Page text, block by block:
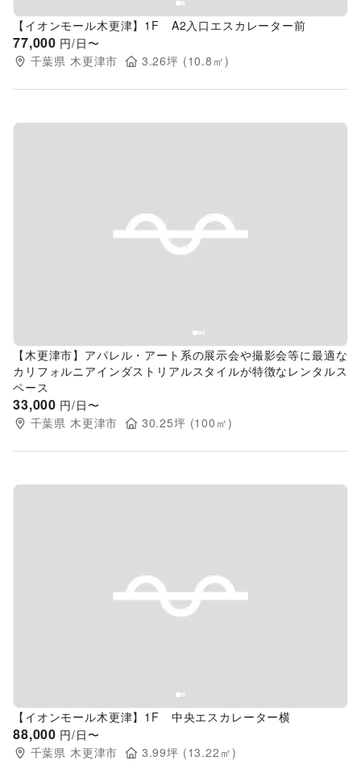
【イオンモール木更津】1F A2入口エスカレーター前
77,000 円/日〜
千葉県 木更津市 3.26坪 (10.8 ㎡)
Previous slide
【木更津市】アパレル・アート系の展示会や撮影会等に最適な
カリフォルニアインダストリアルスタイルが特徴なレンタルス
ペース
33,000 円/日〜
千葉県 木更津市 30.25坪 (100 ㎡)
Previous slide
【イオンモール木更津】1F 中央エスカレーター横
88,000 円/日〜
千葉県 木更津市 3.99坪 (13.22 ㎡)